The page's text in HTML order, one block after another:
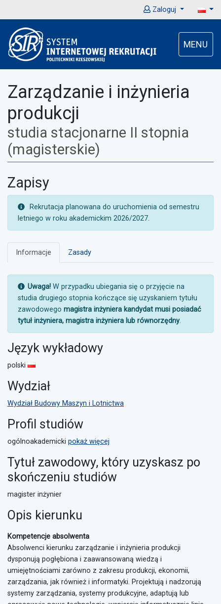
Zaloguj
MENU
Zarządzanie i inżynieria
produkcji
studia stacjonarne II stopnia
(magisterskie)
Zapisy
UWAGA:
Rekrutacja planowana do uruchomienia od semestru
letniego w roku akademickim 2026/2027.
Informacje Zasady
UWAGA:
Uwaga! W przypadku ubiegania się o przyjęcie na
studia drugiego stopnia kończące się uzyskaniem tytułu
zawodowego magistra inżyniera kandydat musi posiadać
tytuł inżyniera, magistra inżyniera lub równorzędny.
Język wykładowy
polski
Wydział
Wydział Budowy Maszyn i Lotnictwa
Profil studiów
ogólnoakademicki pokaż więcej
Tytuł zawodowy, który uzyskasz po
skończeniu studiów
magister inżynier
Opis kierunku
Kompetencje absolwenta
Absolwenci kierunku zarządzanie i inżynieria produkcji
dysponują pogłębiona i zaawansowaną wiedzą i
umiejętnościami zarówno z zakresu produkcji, ekonomii,
zarządzania, jak również i informatyki. Projektują i nadzorują
systemy zarządzania, systemy produkcyjne, adaptują lub